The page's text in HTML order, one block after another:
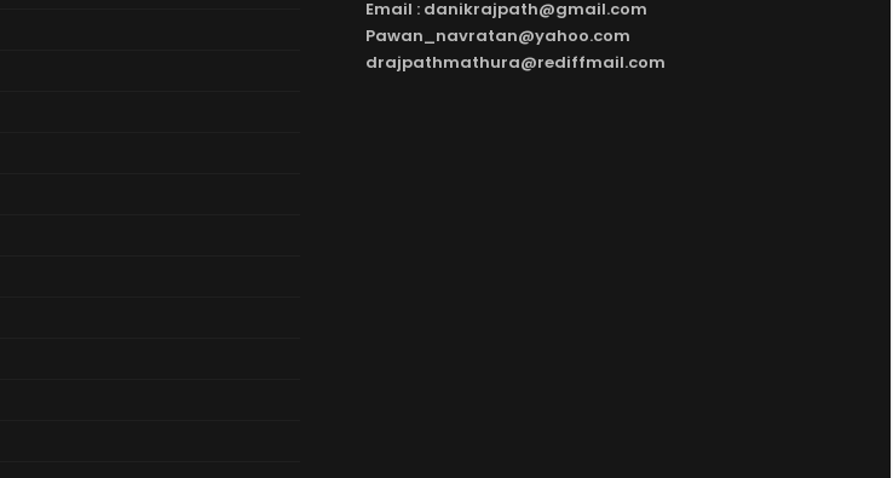
Email : danikrajpath@gmail.com
Pawan_navratan@yahoo.com
drajpathmathura@rediffmail.com